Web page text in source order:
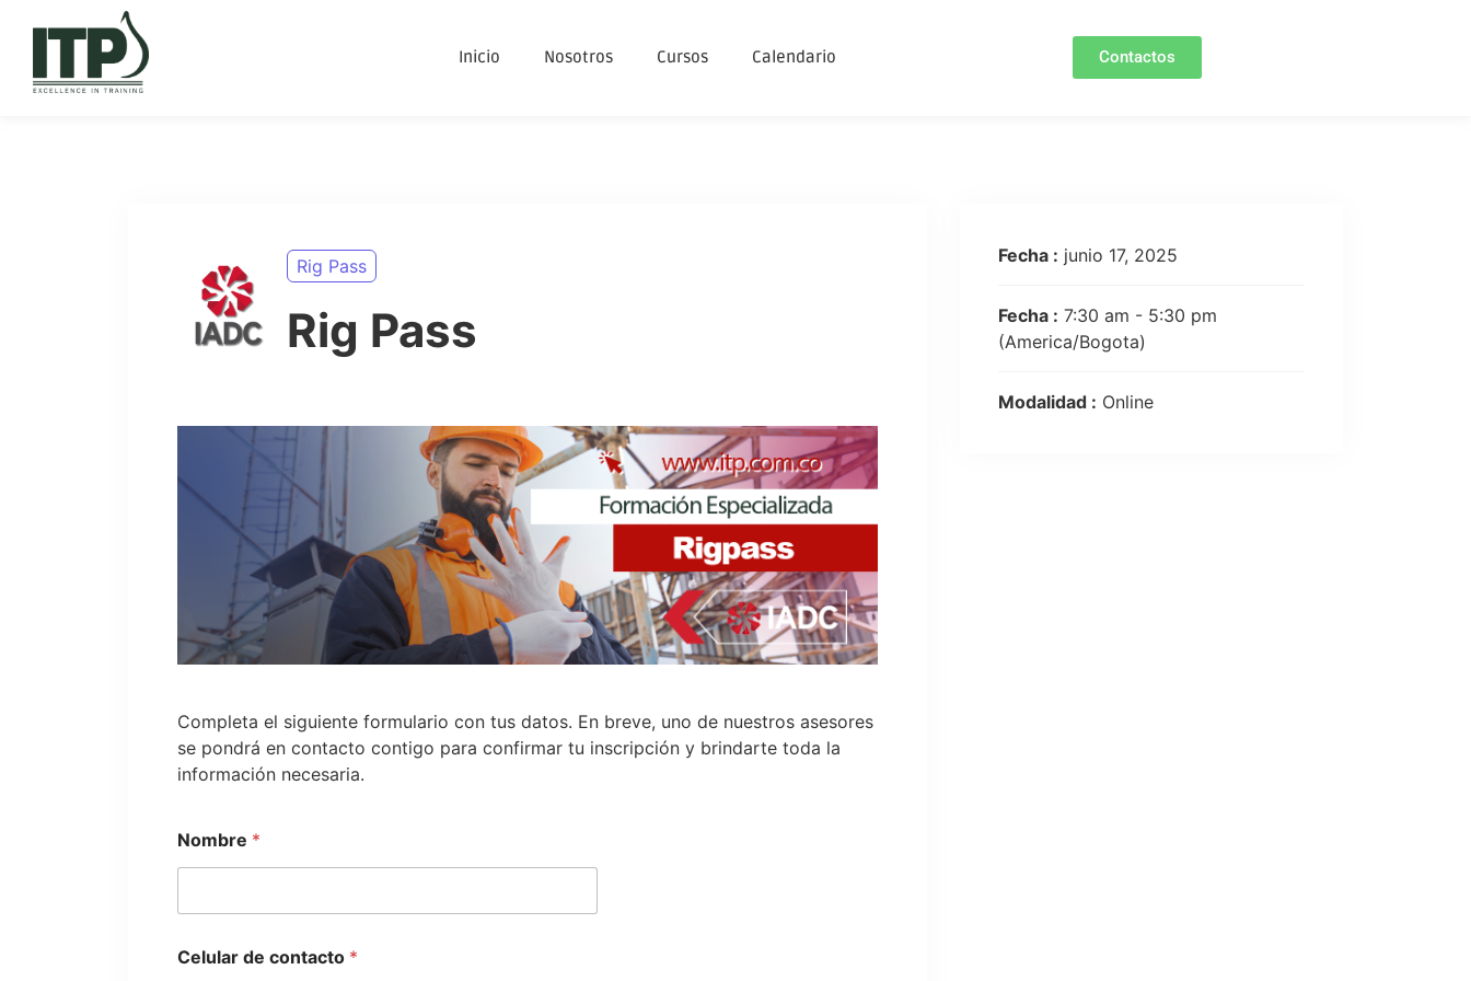
Inicio Nosotros Cursos Calendario Contactos
Rig Pass
Rig Pass
Completa el siguiente formulario con tus datos. En breve, uno de nuestros asesores
se pondrá en contacto contigo para confirmar tu inscripción y brindarte toda la
información necesaria.
Nombre *
Celular de contacto *
Fecha : junio 17, 2025
Fecha : 7:30 am - 5:30 pm
(America/Bogota)
Modalidad : Online